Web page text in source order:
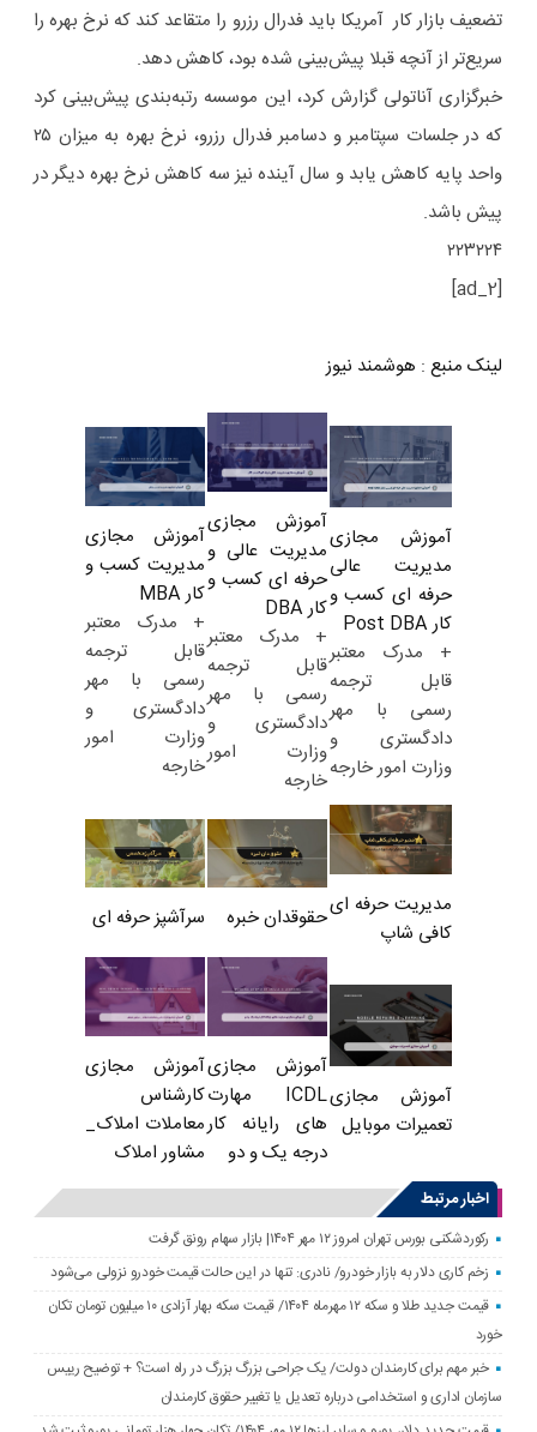
تضعیف بازار کار آمریکا باید فدرال رزرو را متقاعد کند که نرخ بهره را
سریع‌تر از آنچه قبلا پیش‌بینی شده بود، کاهش دهد.
خبرگزاری آناتولی گزارش کرد، این موسسه رتبه‌بندی پیش‌بینی کرد
که در جلسات سپتامبر و دسامبر فدرال رزرو، نرخ بهره به میزان ۲۵
واحد پایه کاهش یابد و سال آینده نیز سه کاهش نرخ بهره دیگر در
پیش باشد.
۲۲۳۲۲۴
[ad_2]
لینک منبع : هوشمند نیوز
آموزش مجازی
مدیریت عالی
حرفه ای کسب و
کار Post DBA
+ مدرک معتبر
قابل ترجمه
رسمی با مهر
دادگستری و
وزارت امور خارجه
آموزش مجازی
مدیریت عالی و
حرفه ای کسب و
کار DBA
+ مدرک معتبر
قابل ترجمه
رسمی با مهر
دادگستری و
وزارت امور
خارجه
آموزش مجازی
مدیریت کسب و
کار MBA
+ مدرک معتبر
قابل ترجمه
رسمی با مهر
دادگستری و
وزارت امور
خارجه
مدیریت حرفه ای
کافی شاپ
حقوقدان خبره سرآشپز حرفه ای
آموزش مجازی
تعمیرات موبایل
آموزش مجازی
ICDL مهارت
های رایانه کار
درجه یک و دو
آموزش مجازی
کارشناس
معاملات املاک_
مشاور املاک
اخبار مرتبط
رکوردشکنی بورس تهران امروز ۱۲ مهر ۱۴۰۴| بازار سهام رونق گرفت
زخم کاری دلار به بازار خودرو/ نادری: تنها در این حالت قیمت خودرو نزولی می‌شود
قیمت جدید طلا و سکه ۱۲ مهرماه ۱۴۰۴/ قیمت سکه بهار آزادی ۱۰ میلیون تومان تکان
خورد
خبر مهم برای کارمندان دولت/ یک جراحی بزرگ بزرگ در راه است؟ + توضیح رییس
سازمان اداری و استخدامی درباره تعدیل یا تغییر حقوق کارمندان